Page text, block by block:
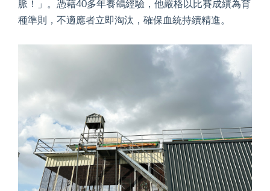
脈！」。憑藉40多年養鴿經驗，他嚴格以比賽成績為育
種準則，不適應者立即淘汰，確保血統持續精進。